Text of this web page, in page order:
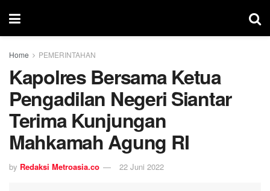
Home PEMERINTAHAN
Kapolres Bersama Ketua
Pengadilan Negeri Siantar
Terima Kunjungan
Mahkamah Agung RI
by Redaksi Metroasia.co 22 Juni 2022